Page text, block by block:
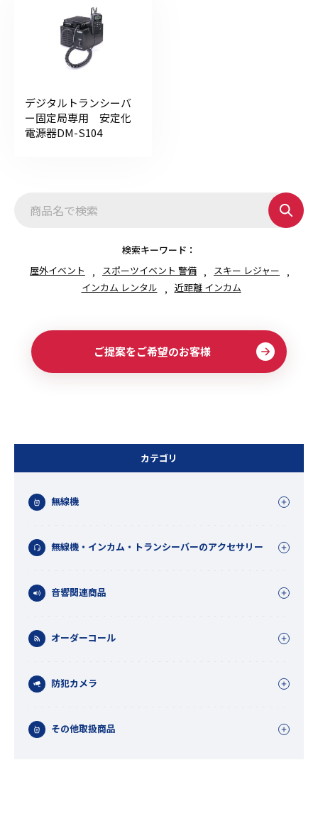
カテゴリ
無線機
無線機・インカム・トランシーバーのアクセサリー
音響関連商品
オーダーコール
防犯カメラ
その他取扱商品
デジタルトランシーバ
ー固定局専用 安定化
電源器DM-S104
検索キーワード：
屋外イベント
スポーツイベント 警備
スキー レジャー
インカム レンタル
近距離 インカム
ご提案をご希望のお客様